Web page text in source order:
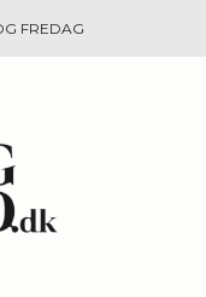
FREDAG